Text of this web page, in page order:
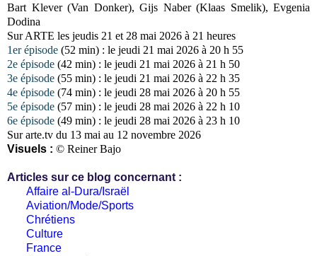
Bart Klever (Van Donker), Gijs Naber (Klaas Smelik), Evgenia
Dodina
Sur ARTE les jeudis 21 et 28 mai 2026 à 21 heures
1er épisode (52 min) : le jeudi 21 mai 2026 à 20 h 55
2e épisode (42 min) : le jeudi 21 mai 2026 à 21 h 50
3e épisode (55 min) : le jeudi 21 mai 2026 à 22 h 35
4e épisode (74 min) : le jeudi 28 mai 2026 à 20 h 55
5e épisode (57 min) : le jeudi 28 mai 2026 à 22 h 10
6e épisode (49 min) : le jeudi 28 mai 2026 à 23 h 10
Sur arte.tv du 13 mai au 12 novembre 2026
Visuels : © Reiner Bajo
Articles sur ce blog concernant :
Affaire al-Dura/Israël
Aviation/Mode/Sports
Chrétiens
Culture
France